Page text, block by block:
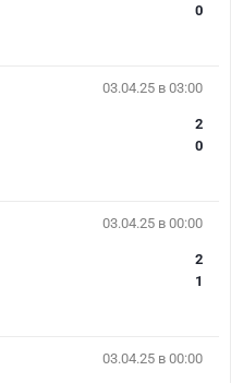
0
03.04.25 в 03:00
2
0
03.04.25 в 00:00
2
1
03.04.25 в 00:00